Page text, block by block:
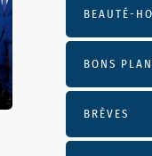
BEAUTÉ-
BONS
BRÈVES